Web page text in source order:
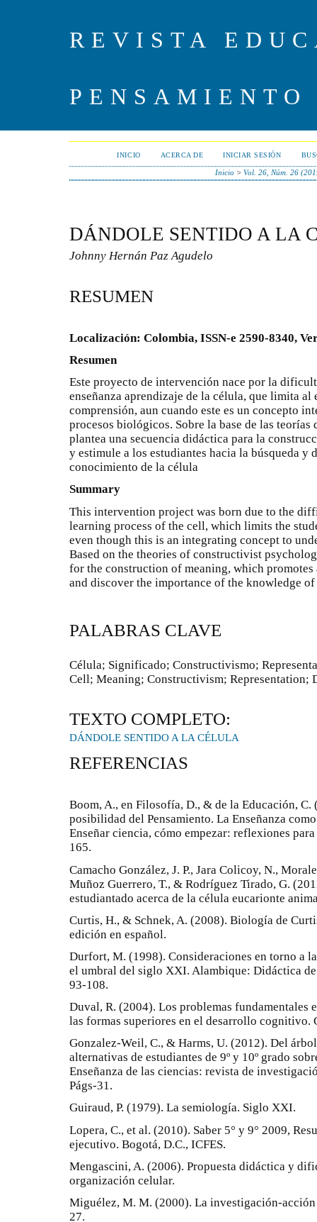
REVISTA
PENSAMIENTO
INICIO ACERCA DE INICIAR SESIÓN
Inicio >Vol. 26, Núm. 26
DÁNDOLE SENTIDO A LA
Johnny Hernán Paz Agudelo
RESUMEN
Localización: Colombia, ISSN-e 2590-8340,
Resumen
Este proyecto de intervención nace por la
enseñanza aprendizaje de la célula, que limita al
comprensión, aun cuando este es un concepto
procesos biológicos. Sobre la base de las
plantea una secuencia didáctica para la
y estimule a los estudiantes hacia la búsqueda
conocimiento de la célula
Summary
This intervention project was born due to the
learning process of the cell, which limits the
even though this is an integrating concept to
Based on the theories of constructivist
for the construction of meaning, which promotes
and discover the importance of the knowledge
PALABRAS CLAVE
Célula; Significado; Constructivismo;
Cell; Meaning; Constructivism; Representation;
TEXTO COMPLETO:
DÁNDOLE SENTIDO A LA CÉLULA
REFERENCIAS
Boom, A., en Filosofía, D., & de la Educación, C.
posibilidad del Pensamiento. La Enseñanza
Enseñar ciencia, cómo empezar: reflexiones
165.
Camacho González, J. P., Jara Colicoy, N.,
Muñoz Guerrero, T., & Rodríguez Tirado, G.
estudiantado acerca de la célula eucarionte
Curtis, H., & Schnek, A. (2008). Biología de
edición en español.
Durfort, M. (1998). Consideraciones en torno a
el umbral del siglo XXI. Alambique: Didáctica
93-108.
Duval, R. (2004). Los problemas fundamentales
las formas superiores en el desarrollo
Gonzalez-Weil, C., & Harms, U. (2012). Del
alternativas de estudiantes de 9º y 10º grado
Enseñanza de las ciencias: revista de
Págs-31.
Guiraud, P. (1979). La semiología. Siglo XXI.
Lopera, C., et al. (2010). Saber 5° y 9° 2009,
ejecutivo. Bogotá, D.C., ICFES.
Mengascini, A. (2006). Propuesta didáctica y
organización celular.
Miguélez, M. M. (2000). La investigación-acción
27.